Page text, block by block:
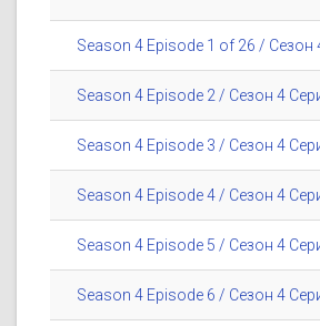
Season 4 Episode 1 of 26 / Сезон
Season 4 Episode 2 / Сезон 4
Season 4 Episode 3 / Сезон 4
Season 4 Episode 4 / Сезон 4
Season 4 Episode 5 / Сезон 4
Season 4 Episode 6 / Сезон 4